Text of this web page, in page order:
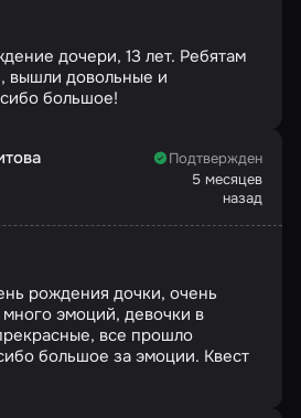
дочери, 13 лет. Ребятам
вышли довольные и
большое!
Подтвержден
5 месяцев
назад
рождения дочки, очень
эмоций, девочки в
все прошло
большое за эмоции. Квест